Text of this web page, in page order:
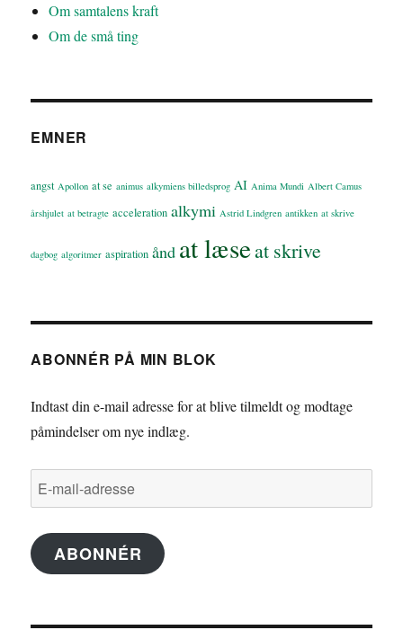
Om samtalens kraft
Om de små ting
EMNER
angst Apollon at se animus alkymiens billedsprog AI Anima Mundi Albert Camus
årshjulet at betragte acceleration alkymi Astrid Lindgren antikken at skrive
dagbog algoritmer aspiration ånd at læseat skrive
ABONNÉR PÅ MIN BLOK
Indtast din e-mail adresse for at blive tilmeldt og modtage
påmindelser om nye indlæg.
E-
mail-
adresse
ABONNÉR